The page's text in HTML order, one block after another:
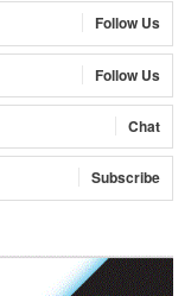
Follow Us
Follow Us
Chat
Subscribe